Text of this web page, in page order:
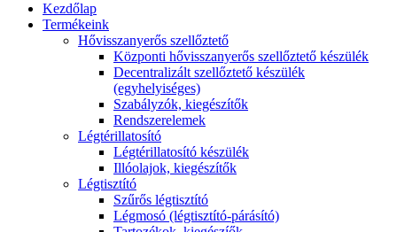
Kezdőlap
Termékeink
Hővisszanyerős szellőztető
Központi hővisszanyerős szellőztető készülék
Decentralizált szellőztető készülék
(egyhelyiséges)
Szabályzók, kiegészítők
Rendszerelemek
Légtérillatosító
Légtérillatosító készülék
Illóolajok, kiegészítők
Légtisztító
Szűrős légtisztító
Légmosó (légtisztító-párásító)